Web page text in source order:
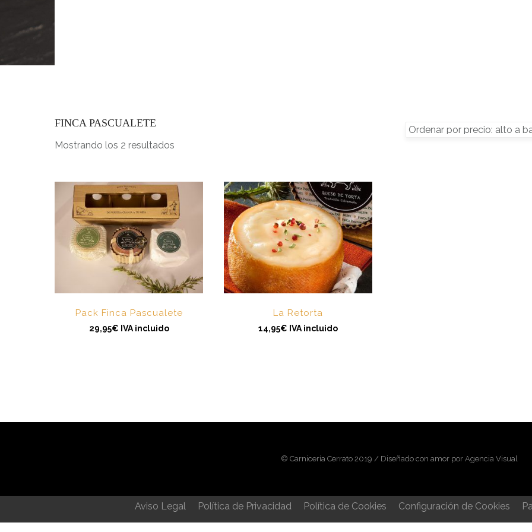
FINCA PASCUALETE
Mostrando los 2 resultados
Pack Finca Pascualete
29,95€ IVA incluido
La Retorta
14,95€ IVA incluido
© Carnicería Cerrato 2019 / Diseñado con amor por Agencia Visual
Aviso Legal Política de Privacidad Política de Cookies Configuración de Cookies